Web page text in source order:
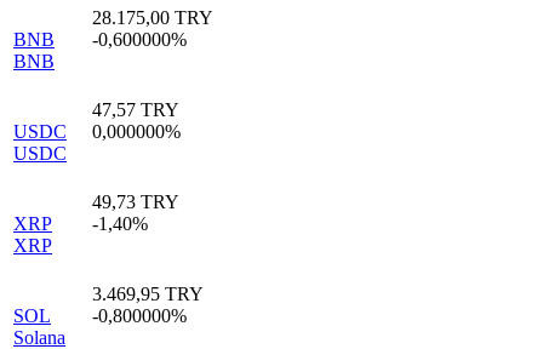
BNB
BNB
28.175,00 TRY
-0,600000%
USDC
USDC
47,57 TRY
0,000000%
XRP
XRP
49,73 TRY
-1,40%
SOL
Solana
3.469,95 TRY
-0,800000%